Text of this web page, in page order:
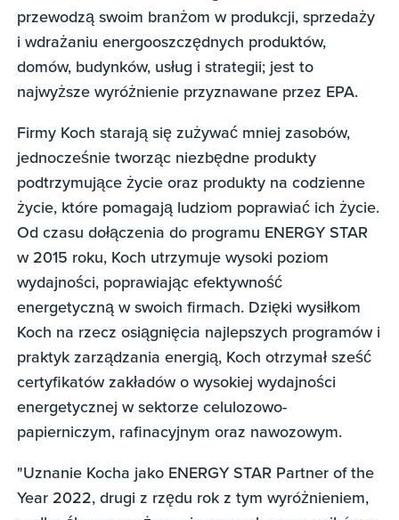
przewodzą swoim branżom w produkcji, sprzedaży
i wdrażaniu energooszczędnych produktów,
domów, budynków, usług i strategii; jest to
najwyższe wyróżnienie przyznawane przez EPA.
Firmy Koch starają się zużywać mniej zasobów,
jednocześnie tworząc niezbędne produkty
podtrzymujące życie oraz produkty na codzienne
życie, które pomagają ludziom poprawiać ich życie.
Od czasu dołączenia do programu ENERGY STAR
w 2015 roku, Koch utrzymuje wysoki poziom
wydajności, poprawiając efektywność
energetyczną w swoich firmach. Dzięki wysiłkom
Koch na rzecz osiągnięcia najlepszych programów i
praktyk zarządzania energią, Koch otrzymał sześć
certyfikatów zakładów o wysokiej wydajności
energetycznej w sektorze celulozowo-
papierniczym, rafinacyjnym oraz nawozowym.
"Uznanie Kocha jako ENERGY STAR Partner of the
Year 2022, drugi z rzędu rok z tym wyróżnieniem,